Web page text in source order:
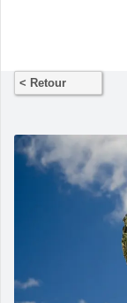
< Retour